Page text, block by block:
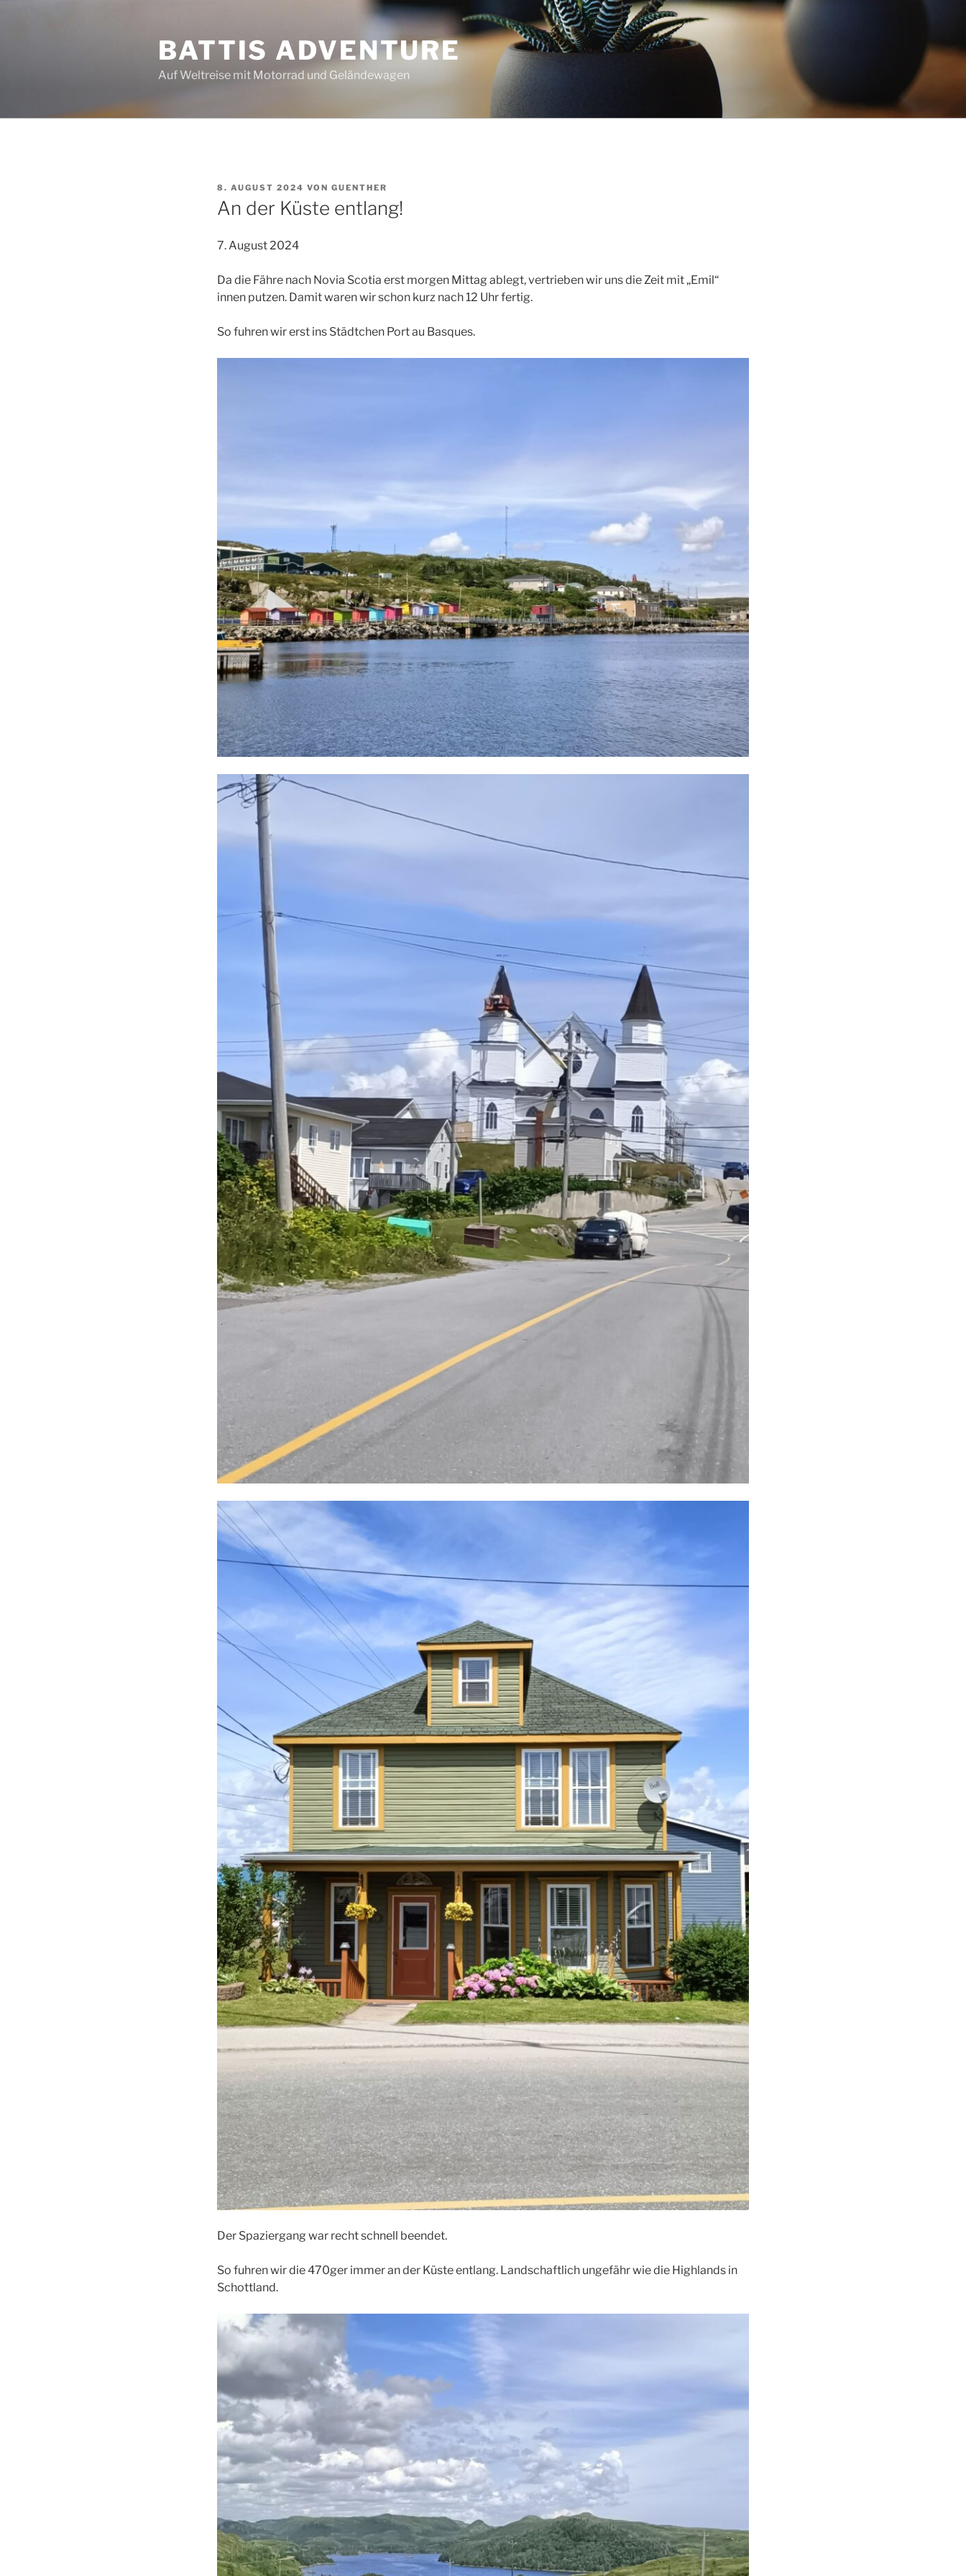
BATTIS ADVENTURE
Auf Weltreise mit Motorrad und Geländewagen
VERÖFFENTLICHT
AM
8. AUGUST 2024 VON GUENTHER
An der Küste entlang!
7. August 2024
Da die Fähre nach Novia Scotia erst morgen Mittag ablegt, vertrieben wir uns die Zeit mit „Emil“
innen putzen. Damit waren wir schon kurz nach 12 Uhr fertig.
So fuhren wir erst ins Städtchen Port au Basques.
Der Spaziergang war recht schnell beendet.
So fuhren wir die 470ger immer an der Küste entlang. Landschaftlich ungefähr wie die Highlands in
Schottland.